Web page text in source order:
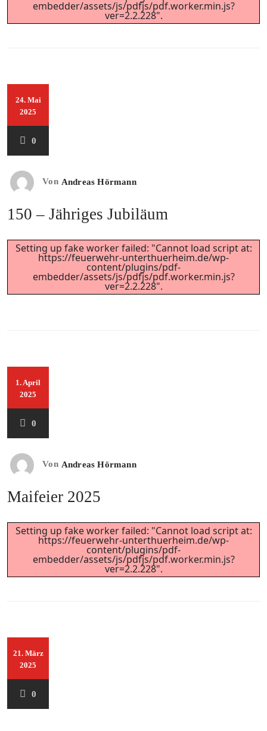
embedder/assets/js/pdfjs/pdf.worker.min.js?
ver=2.2.228".
24. Mai
2025
0
Von Andreas Hörmann
150 – Jähriges Jubiläum
Setting up fake worker failed: "Cannot load script at:
https://feuerwehr-unterthuerheim.de/wp-
content/plugins/pdf-
embedder/assets/js/pdfjs/pdf.worker.min.js?
ver=2.2.228".
1. April
2025
0
Von Andreas Hörmann
Maifeier 2025
Setting up fake worker failed: "Cannot load script at:
https://feuerwehr-unterthuerheim.de/wp-
content/plugins/pdf-
embedder/assets/js/pdfjs/pdf.worker.min.js?
ver=2.2.228".
21. März
2025
0